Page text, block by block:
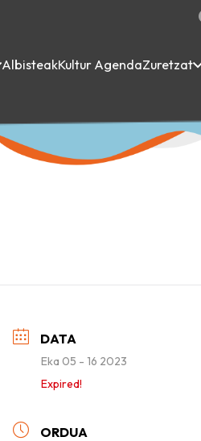
AlbisteakKultur AgendaZuretzat
DATA
Eka 05 - 16 2023
Expired!
ORDUA